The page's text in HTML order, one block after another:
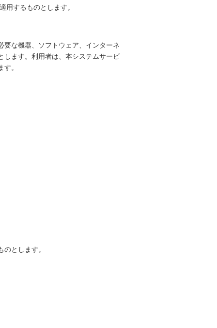
するものとします。
な機器、ソフトウェア、インターネ
します。利用者は、本システムサービ
。
とします。